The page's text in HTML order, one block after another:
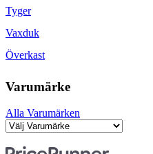
Tyger
Vaxduk
Överkast
Varumärke
Alla Varumärken